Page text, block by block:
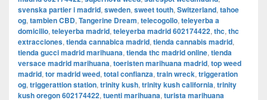
svenska partier i madrid, sweden, sweet touth, Switzerland, tahoe
og, tambien CBD, Tangerine Dream, telecogollo, teleyerba a
domicilio, teleyerba madrid, teleyerba madrid 602174422, thc, thc
extracciones, tienda cannabica madrid, tienda cannabis madrid,
tienda gucci madrid marihuana, tienda thc madrid online, tienda
versace madrid marihuana, toeristen marihuana madrid, top weed
madrid, tor madrid weed, total confianza, train wreck, triggeration
og, triggerattion station, trinity kush, trinity kush california, trinity
kush oregon 602174422, tuenti marihuana, turista marihuana